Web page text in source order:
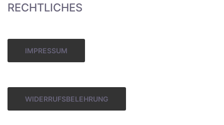
RECHTLICHES
IMPRESSUM
WIDERRUFSBELEHRUNG